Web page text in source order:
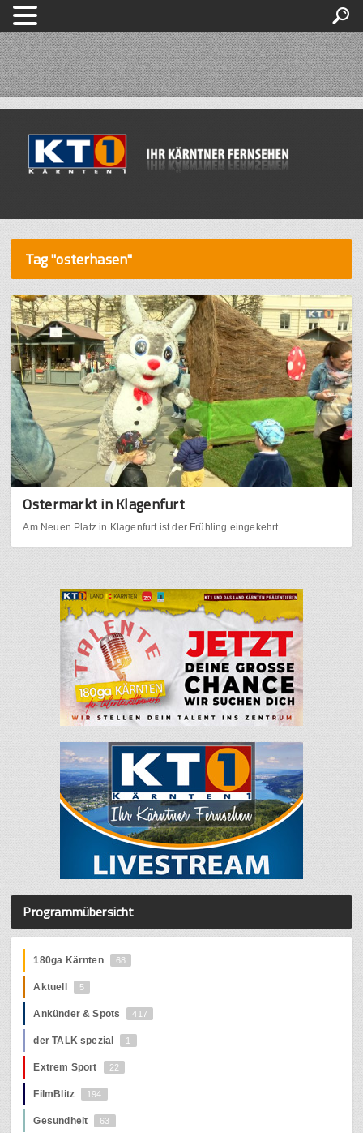
Tag "osterhasen"
Ostermarkt in Klagenfurt
Am Neuen Platz in Klagenfurt ist der Frühling eingekehrt.
Programmübersicht
180ga Kärnten 68
Aktuell 5
Ankünder & Spots 417
der TALK spezial 1
Extrem Sport 22
FilmBlitz 194
Gesundheit 63